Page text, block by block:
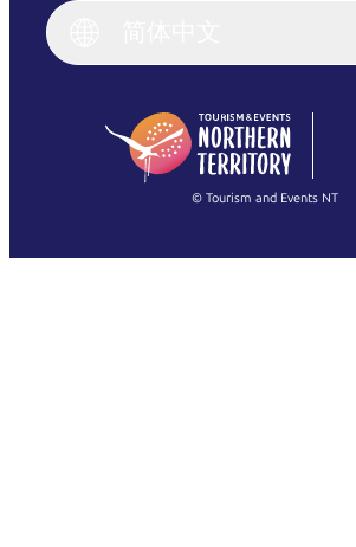
English (US)
English
(Singapore)
Français
繁體
© Tourism and Events NT